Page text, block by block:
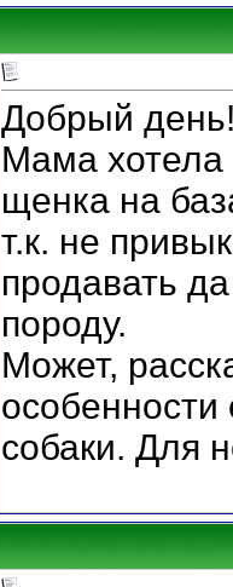
Добрый
Мама хотела
щенка на
т.к. не
продавать
породу.
Может,
собаки. Для